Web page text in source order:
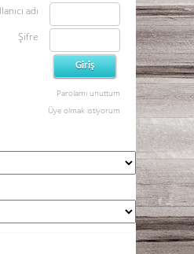
adı
Şifre
Parolamı unuttum
Üye olmak istiyorum